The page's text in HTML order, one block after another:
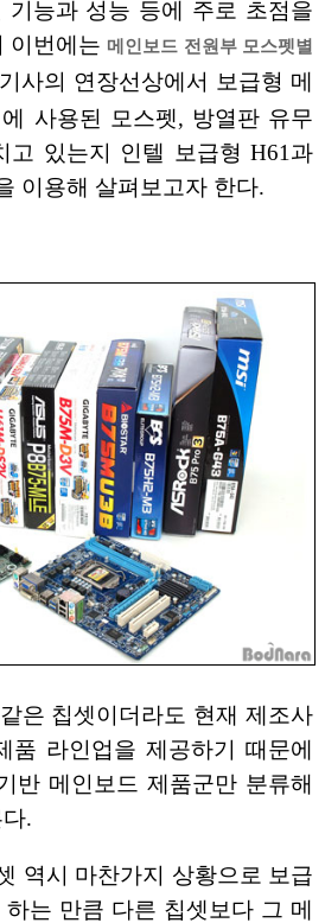
기능과 성능 등에 주로 초점을
이번에는 메인보드 전원부 모스펫별
기사의 연장선상에서 보급형 메
사용된 모스펫, 방열판 유무
고 있는지 인텔 보급형 H61과
이용해 살펴보고자 한다.
은 칩셋이더라도 현재 제조사
품 라인업을 제공하기 때문에
반 메인보드 제품군만 분류해
.
역시 마찬가지 상황으로 보급
는 만큼 다른 칩셋보다 그 메